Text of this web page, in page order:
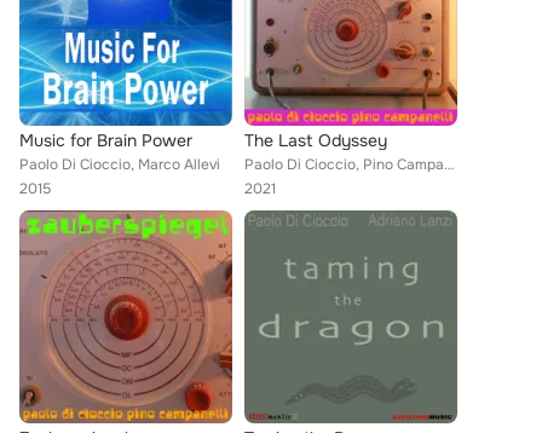
Music for Brain Power
Paolo Di Cioccio, Marco Allevi
2015
The Last Odyssey
Paolo Di Cioccio, Pino Campanelli
2021